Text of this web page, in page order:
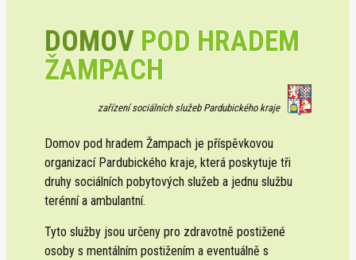
DOMOV POD HRADEM
ŽAMPACH
zařízení sociálních služeb Pardubického kraje
Domov pod hradem Žampach je příspěvkovou
organizací Pardubického kraje, která poskytuje tři
druhy sociálních pobytových služeb a jednu službu
terénní a ambulantní.
Tyto služby jsou určeny pro zdravotně postižené
osoby s mentálním postižením a eventuálně s